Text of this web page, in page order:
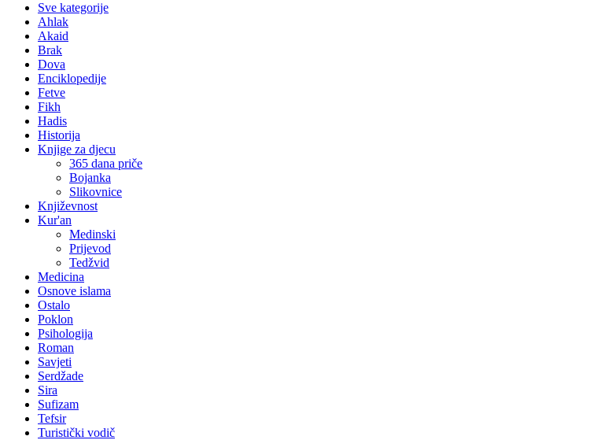
Sve kategorije
Ahlak
Akaid
Brak
Dova
Enciklopedije
Fetve
Fikh
Hadis
Historija
Knjige za djecu
365 dana priče
Bojanka
Slikovnice
Književnost
Kur'an
Medinski
Prijevod
Tedžvid
Medicina
Osnove islama
Ostalo
Poklon
Psihologija
Roman
Savjeti
Serdžade
Sira
Sufizam
Tefsir
Turistički vodič